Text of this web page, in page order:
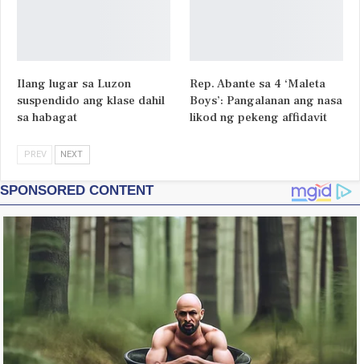
Ilang lugar sa Luzon
suspendido ang klase dahil
sa habagat
Rep. Abante sa 4 ‘Maleta
Boys’: Pangalanan ang nasa
likod ng pekeng affidavit
PREV NEXT